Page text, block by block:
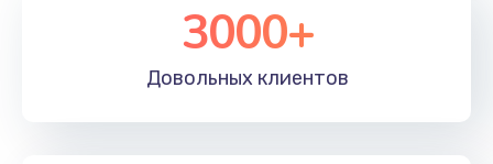
3000+
Довольных клиентов